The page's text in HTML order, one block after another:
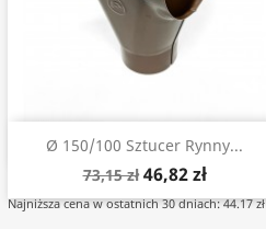
Ø 150/100 Sztucer Rynny...
73,15 zł 46,82 zł
Najniższa cena w ostatnich 30 dniach: 44.17 zł
Szybki podgląd